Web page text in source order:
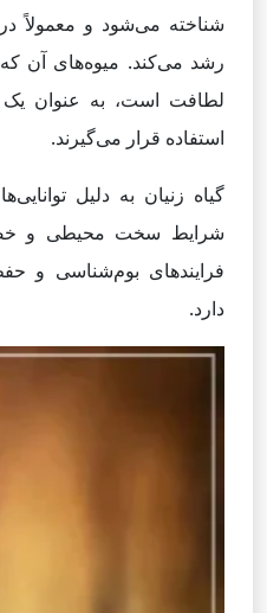
شناخته می‌شود و
رشد می‌کند. میوه‌های آن
لطافت است، به عنوان یک
استفاده قرار می‌گیرند.
گیاه زنیان به دلیل
شرایط سخت محیطی و
فرایندهای بوم‌شناسی و
دارد.